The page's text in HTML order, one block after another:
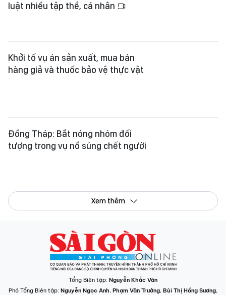
luật nhiều tập thể, cá nhân
Khởi tố vụ án sản xuất, mua bán
hàng giả và thuốc bảo vệ thực vật
Đồng Tháp: Bắt nóng nhóm đối
tượng trong vụ nổ súng chết người
Xem thêm
Tổng Biên tập: Nguyễn Khắc Văn
Phó Tổng Biên tập: Nguyễn Ngọc Anh, Phạm Văn Trường, Bùi Thị Hồng Sương,